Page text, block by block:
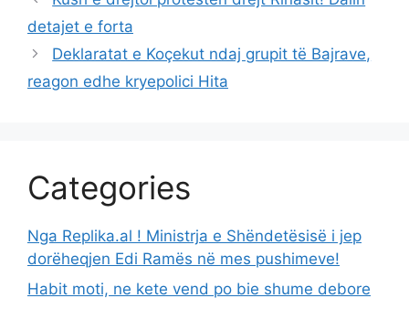
detajet e forta
Deklaratat e Koçekut ndaj grupit të Bajrave,
reagon edhe kryepolici Hita
Categories
Nga Replika.al ! Ministrja e Shëndetësisë i jep
dorëheqjen Edi Ramës në mes pushimeve!
Habit moti, ne kete vend po bie shume debore